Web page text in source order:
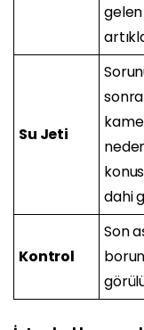
gelen
Su Jeti
dahi
Kontrol
Son